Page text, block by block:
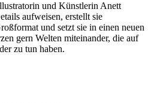
und Künstlerin Anett
aufweisen, erstellt sie
und setzt sie in einen neuen
gern Welten miteinander, die auf
zu tun haben.